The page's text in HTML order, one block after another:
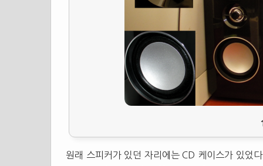
원래 스피커가 있던 자리에는 CD 케이스가 있었